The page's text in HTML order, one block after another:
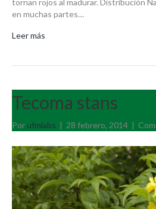
en muchas partes…
Leer más
Tecoma stans
Por ufmlabs | 28 febrero, 2014 |